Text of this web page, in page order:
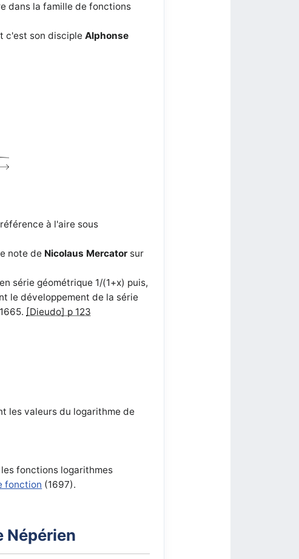
dans la famille de fonctions
c'est son discipleAlphonse
à l'aire sous
note de Nicolaus Mercator sur
série géométrique 1/(1+x) puis,
le développement de la série
[Dieudo] p 123
les valeurs du logarithme de
fonctions logarithmes
fonction (1697).
Népérien